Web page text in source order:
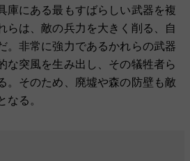
庫にある最もすばらしい武器を複
らは、敵の兵力を大きく削る、自
。非常に強力であるかれらの武器
な突風を生み出し、その犠牲者ら
。そのため、廃墟や森の防壁も敵
る。